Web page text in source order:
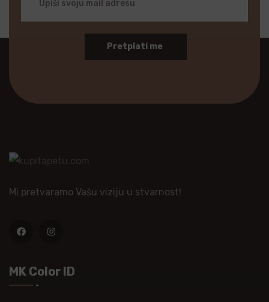
Pretplati me
Mi pretvaramo Vašu viziju u stvarnost!
MK Color ID